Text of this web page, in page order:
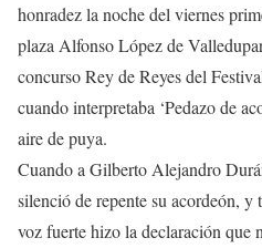
honradez la noche del viernes
plaza Alfonso López de
concurso Rey de Reyes del
cuando interpretaba ‘Pedazo de
aire de puya.
Cuando a Gilberto Alejandro
silenció de repente su acordeón,
voz fuerte hizo la declaración que